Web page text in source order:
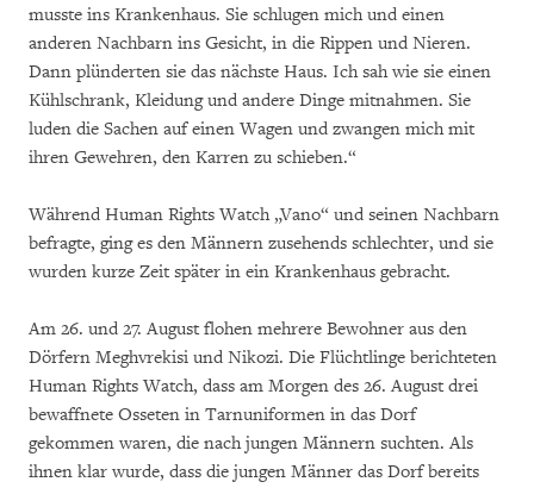
musste ins Krankenhaus. Sie schlugen mich und einen
anderen Nachbarn ins Gesicht, in die Rippen und Nieren.
Dann plünderten sie das nächste Haus. Ich sah wie sie einen
Kühlschrank, Kleidung und andere Dinge mitnahmen. Sie
luden die Sachen auf einen Wagen und zwangen mich mit
ihren Gewehren, den Karren zu schieben.“
Während Human Rights Watch „Vano“ und seinen Nachbarn
befragte, ging es den Männern zusehends schlechter, und sie
wurden kurze Zeit später in ein Krankenhaus gebracht.
Am 26. und 27. August flohen mehrere Bewohner aus den
Dörfern Meghvrekisi und Nikozi. Die Flüchtlinge berichteten
Human Rights Watch, dass am Morgen des 26. August drei
bewaffnete Osseten in Tarnuniformen in das Dorf
gekommen waren, die nach jungen Männern suchten. Als
ihnen klar wurde, dass die jungen Männer das Dorf bereits